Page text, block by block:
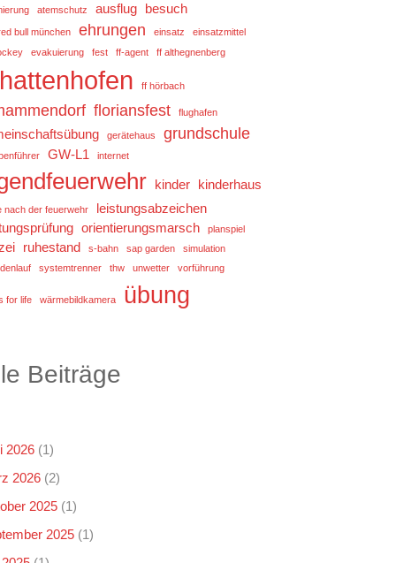
atemschutz ausflug besuch
bull münchen ehrungen einsatz
einsatzmittel
evakuierung fest ff-agent ff althegnenberg
ff hörbach
floriansfest flughafen
gerätehaus grundschule
GW-L1 internet
kinder kinderhaus
nach der feuerwehr
leistungsabzeichen
orientierungsmarsch planspiel
ruhestand s-bahn sap garden
simulation
systemtrenner thw unwetter vorführung
for life wärmebildkamera übung
Beiträge
2026 (1)
2026 (2)
2025 (1)
2025 (1)